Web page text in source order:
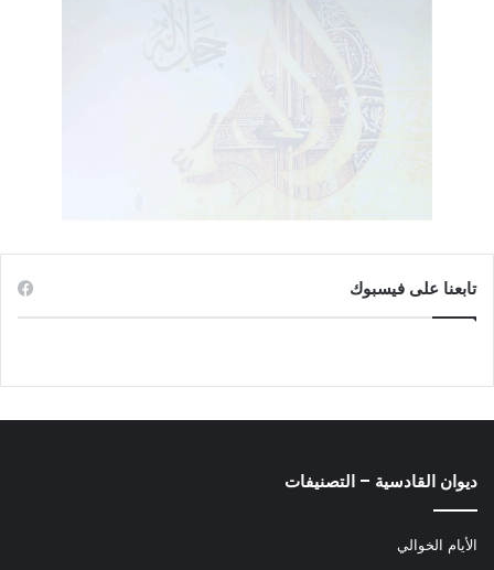
تابعنا على فيسبوك
ديوان القادسية – التصنيفات
الأيام الخوالي